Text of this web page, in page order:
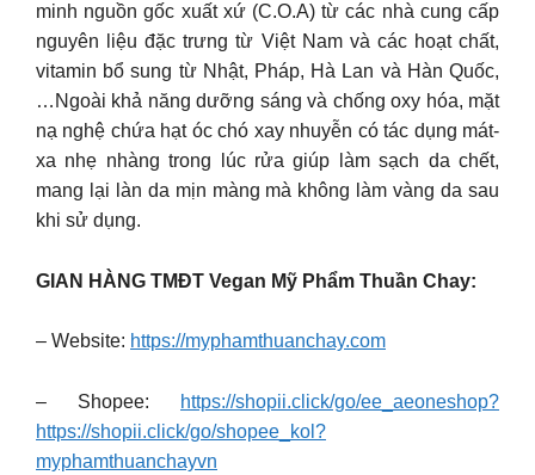
minh nguồn gốc xuất xứ (C.O.A) từ các nhà cung cấp
nguyên liệu đặc trưng từ Việt Nam và các hoạt chất,
vitamin bổ sung từ Nhật, Pháp, Hà Lan và Hàn Quốc,
…Ngoài khả năng dưỡng sáng và chống oxy hóa, mặt
nạ nghệ chứa hạt óc chó xay nhuyễn có tác dụng mát-
xa nhẹ nhàng trong lúc rửa giúp làm sạch da chết,
mang lại làn da mịn màng mà không làm vàng da sau
khi sử dụng.
GIAN HÀNG TMĐT Vegan Mỹ Phẩm Thuần Chay:
– Website: https://myphamthuanchay.com
– Shopee:
https://shopii.click/go/ee_aeoneshop?
https://shopii.click/go/shopee_kol?
myphamthuanchayvn